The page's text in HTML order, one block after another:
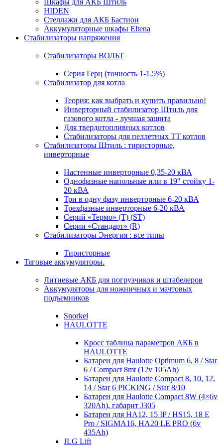
Шкафы для АКБ Штиль
HIDEN
Стеллажи для АКБ Бастион
Аккумуляторные шкафы Eltena
Стабилизаторы напряжения
Стабилизаторы ВОЛЬТ
Серия Герц (точность 1-1.5%)
Стабилизатор для котла
Теория: как выбрать и купить правильно!
Инверторный стабилизатор Штиль для
газового котла - лучшая защита
Для твердотопливных котлов
Стабилизаторы для пеллетных ТТ котлов
Стабилизаторы Штиль : тиристорные,
инверторные
Настенные инверторные 0,35-20 кВА
Однофазные напольные или в 19" стойку 1-
20 кВА
Три в одну фазу инверторные 6-20 кВА
Трехфазные инверторные 6-20 кВА
Серий «Термо» (T) (ST)
Серии «Стандарт» (R)
Стабилизаторы Энергия : все типы
Тиристорные
Тяговые аккумуляторы.
Литиевые АКБ для погрузчиков и штабелеров
Аккумуляторы для ножничных и мачтовых
подъемников
Snorkel
HAULOTTE
Кросc таблица параметров АКБ в
HAULOTTE
Батареи для Haulotte Optimum 6, 8 / Star
6 / Compact 8mt (12v 105Ah)
Батареи для Haulotte Compact 8, 10, 12,
14 / Star 6 PICKING / Star 8/10
Батареи для Haulotte Compact 8W (4×6v
320Ah), габарит J305
Батареи для HA12, 15 IP / HS15, 18 E
Pro / SIGMA16, HA20 LE PRO (6v
435Ah)
JLG Lift